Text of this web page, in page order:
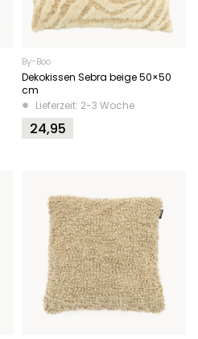
By-Boo
Dekokissen Sebra beige 50×50
cm
Lieferzeit: 2-3 Woche
24,95